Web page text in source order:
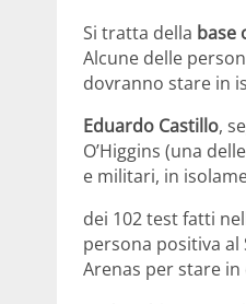
Si tratta della base
Alcune delle
dovranno stare in
Eduardo Castillo,
O’Higgins (una
e militari, in
dei 102 test fatti
persona positiva
Arenas per stare